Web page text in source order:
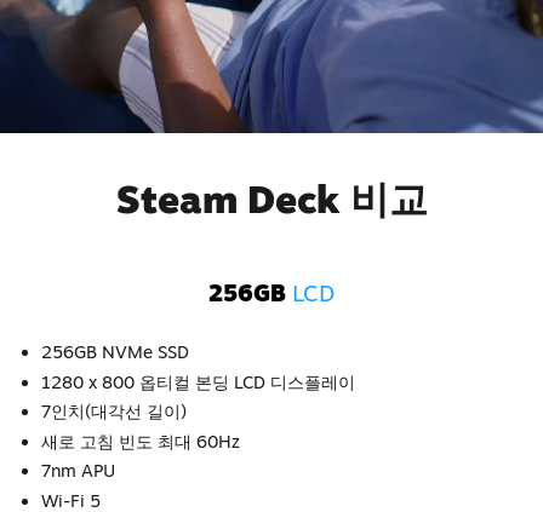
Steam Deck 비교
256GB LCD
256GB NVMe SSD
1280 x 800 옵티컬 본딩 LCD 디스플레이
7인치(대각선 길이)
새로 고침 빈도 최대 60Hz
7nm APU
Wi-Fi 5